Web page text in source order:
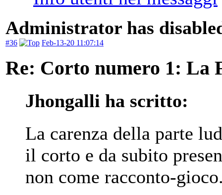
Administrator has
#36 Feb-13-20 11:07:14
Re: Corto numero 1: La
Jhongalli ha scritto:
La carenza della parte
il corto e da subito
non come racconto-